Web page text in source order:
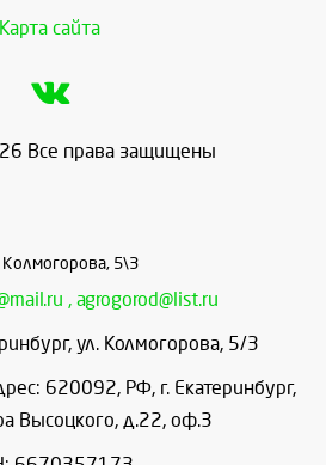
Карта сайта
Все права защищены
Колмогорова, 5\3
, agrogorod@list.ru
, ул. Колмогорова, 5/3
620092, РФ, г. Екатеринбург,
Высоцкого, д.22, оф.3